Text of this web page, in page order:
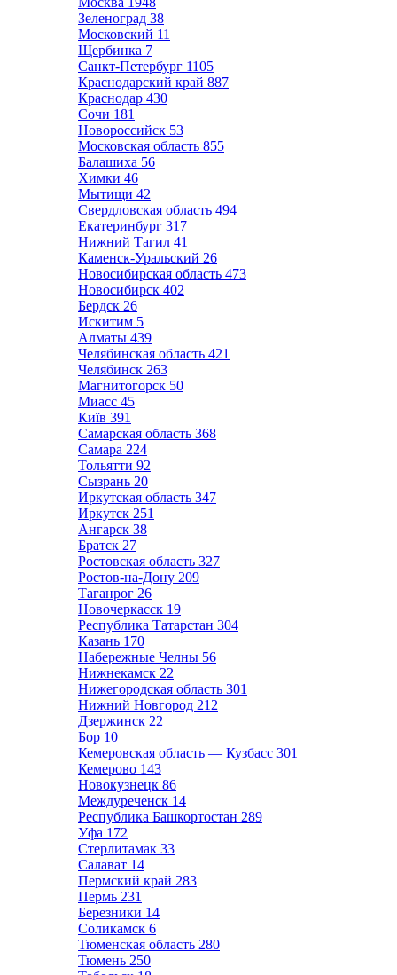
Зеленоград 38
Московский 11
Щербинка 7
Санкт-Петербург 1105
Краснодарский край 887
Краснодар 430
Сочи 181
Новороссийск 53
Московская область 855
Балашиха 56
Химки 46
Мытищи 42
Свердловская область 494
Екатеринбург 317
Нижний Тагил 41
Каменск-Уральский 26
Новосибирская область 473
Новосибирск 402
Бердск 26
Искитим 5
Алматы 439
Челябинская область 421
Челябинск 263
Магнитогорск 50
Миасс 45
Київ 391
Самарская область 368
Самара 224
Тольятти 92
Сызрань 20
Иркутская область 347
Иркутск 251
Ангарск 38
Братск 27
Ростовская область 327
Ростов-на-Дону 209
Таганрог 26
Новочеркасск 19
Республика Татарстан 304
Казань 170
Набережные Челны 56
Нижнекамск 22
Нижегородская область 301
Нижний Новгород 212
Дзержинск 22
Бор 10
Кемеровская область — Кузбасс 301
Кемерово 143
Новокузнецк 86
Междуреченск 14
Республика Башкортостан 289
Уфа 172
Стерлитамак 33
Салават 14
Пермский край 283
Пермь 231
Березники 14
Соликамск 6
Тюменская область 280
Тюмень 250